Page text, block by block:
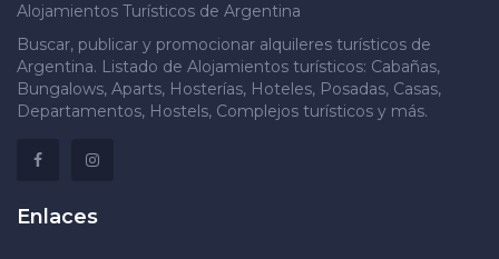
Alojamientos Turísticos de Argentina
Buscar, publicar y promocionar alquileres turísticos de
Argentina. Listado de Alojamientos turísticos: Cabañas,
Bungalows, Aparts, Hosterías, Hoteles, Posadas, Casas,
Departamentos, Hostels, Complejos turísticos y más.
Enlaces